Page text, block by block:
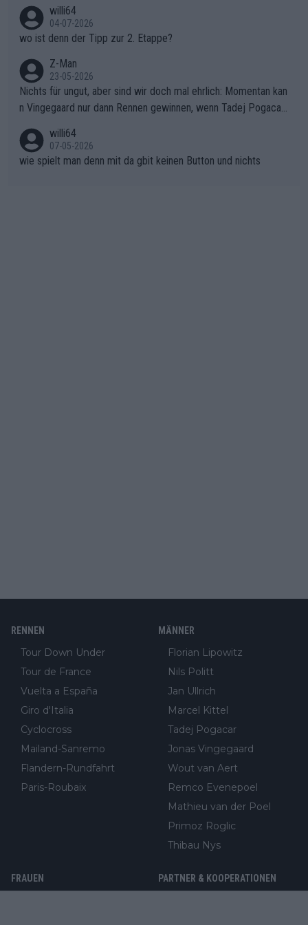
gibt. Diese Etappe wird sicher als der psychologische Wendep
unkt dieser Tour in die Geschichte eingehen. Wenn man bei so
einem harten Aufstieg einmal den Moment verpasst und der K
onkurrentin die "zweite Luft" schenkt, ist der Schaden am Ber
g kaum noch zu reparieren.Vor uns liegt nun das große Finale R
ichtung Nizza. Niewiadoma hat psychologisch Oberwasser, ab
er SD Worx und Vollering müssen jetzt All-In gehen. (gregman
n)
willi64
04-07-2026
wo ist denn der Tipp zur 2. Etappe?
Z-Man
23-05-2026
Nichts für ungut, aber sind wir doch mal ehrlich: Momentan kan
n Vingegaard nur dann Rennen gewinnen, wenn Tadej Pogacar
willi64
07-05-2026
wie spielt man denn mit da gbit keinen Button und nichts
RENNEN
Tour Down Under
Tour de France
Vuelta a España
Giro d'Italia
Cyclocross
Mailand-Sanremo
Flandern-Rundfahrt
Paris-Roubaix
MÄNNER
Florian Lipowitz
Nils Politt
Jan Ullrich
Marcel Kittel
Tadej Pogacar
Jonas Vingegaard
Wout van Aert
Remco Evenepoel
Mathieu van der Poel
Primoz Roglic
Thibau Nys
FRAUEN PARTNER & KOOPERATIONEN